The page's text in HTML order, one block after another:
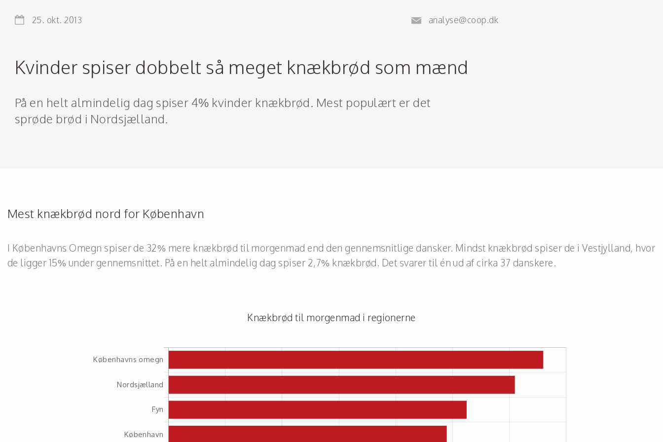
25. okt. 2013 analyse@coop.dk
Kvinder spiser dobbelt så meget knækbrød som mænd
På en helt almindelig dag spiser 4% kvinder knækbrød. Mest populært er det
sprøde brød i Nordsjælland.
Mest knækbrød nord for København
I Københavns Omegn spiser de 32% mere knækbrød til morgenmad end den gennemsnitlige dansker. Mindst knækbrød spiser de i Vestjylland, hvor
de ligger 15% under gennemsnittet. På en helt almindelig dag spiser 2,7% knækbrød. Det svarer til én ud af cirka 37 danskere.
Knækbrød til morgenmad i regionerne